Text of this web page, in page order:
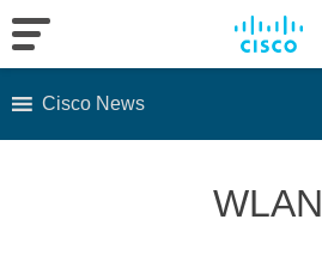
Cisco News
WLAN